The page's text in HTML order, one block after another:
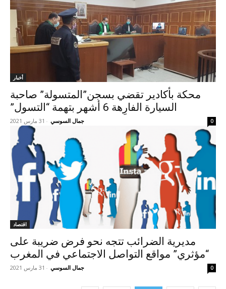
أخبار
محكة بأكادير تقضي بسجن”المتسولة” صاحبة
السيارة الفارِهة 6 أشهر بتهمة “التسول”
جمال السوسي - 31 مارس 2021 0
اقتصاد
مديرية الضرائب تتجه نحو فرض ضريبة على
“مؤثري” مواقع التواصل الاجتماعي في المغرب
جمال السوسي - 31 مارس 2021 0